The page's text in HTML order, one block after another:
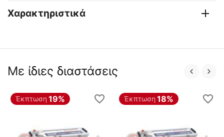
Χαρακτηριστικά
Με ίδιες διαστάσεις
Έκπτωση 19% Έκπτωση 18%